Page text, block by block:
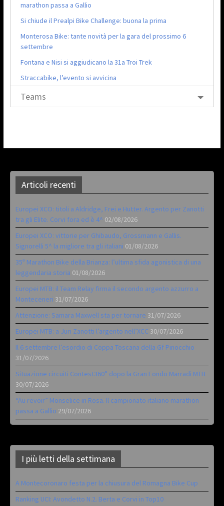
marathon passa a Gallio
Si chiude il Prealpi Bike Challenge: buona la prima
Monterosa Bike: tante novità per la gara del prossimo 6
settembre
Fontana e Nisi si aggiudicano la 31a Troi Trek
Straccabike, l’evento si avvicina
Teams
Articoli recenti
Europei XCO: titoli a Aldridge, Frei e Hutter. Argento per Zanotti
tra gli Elite. Corvi fora ed è 4^ 02/08/2026
Europei XCO: vittorie per Ghibaudo, Grossmann e Gallis.
Signorelli 5^ la migliore tra gli italiani 01/08/2026
35ª Marathon Bike della Brianza: l’ultima sfida agonistica di una
leggendaria storia 01/08/2026
Europei MTB: il Team Relay firma il secondo argento azzurro a
Monteceneri 31/07/2026
Attenzione: Samara Maxwell sta per tornare 31/07/2026
Europei MTB: a Juri Zanotti l’argento nell’XCC 30/07/2026
Il 6 settembre l’esordio di Coppa Toscana della Gf Pinocchio
31/07/2026
Situazione circuiti Contest360° dopo la Gran Fondo Marradi MTB
30/07/2026
“Au revoir” Monselice in Rosa. Il campionato italiano marathon
passa a Gallio 29/07/2026
I più letti della settimana
A Montecoronaro festa per la chiusura del Romagna Bike Cup
Ranking UCI: Avondetto N.2. Berta e Corvi in Top10